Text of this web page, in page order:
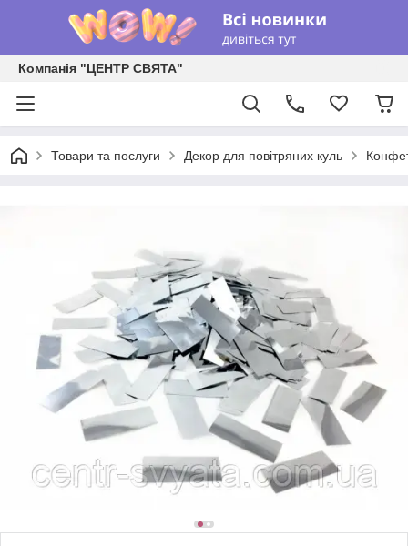
Компанія "ЦЕНТР СВЯТА"
Товари та послуги Декор для повітряних куль